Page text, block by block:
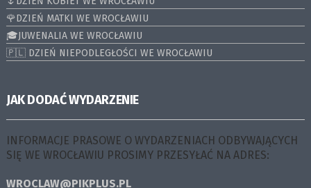
🌹DZIEŃ MATKI WE WROCŁAWIU
🎓JUWENALIA WE WROCŁAWIU
🇵🇱 DZIEŃ NIEPODLEGŁOŚCI WE WROCŁAWIU
JAK DODAĆ WYDARZENIE
INFORMACJE PRASOWE O WYDARZENIACH ODBYWAJĄCYCH
SIĘ WE WROCŁAWIU PROSIMY PRZESYŁAĆ NA ADRES:
WROCLAW@PIKPLUS.PL